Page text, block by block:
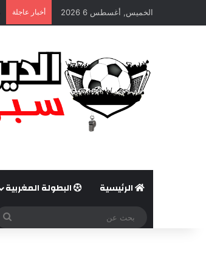
الخميس, أغسطس 6 2026 أخبار عاجلة
الرئيسية البطولة المغربية